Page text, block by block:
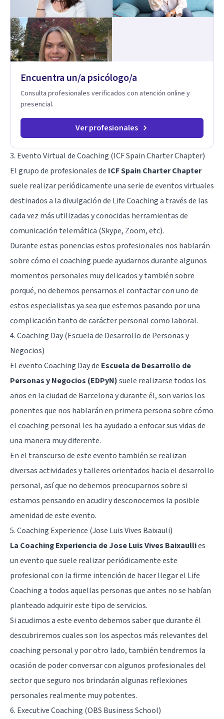
Encuentra un/a psicólogo/a
Consulta profesionales verificados con atención online y
presencial.
Ver profesionales
3. Evento Virtual de Coaching (ICF Spain Charter Chapter)
El grupo de profesionales de ICF Spain Charter Chapter
suele realizar periódicamente una serie de eventos virtuales
destinados a la divulgación de Life Coaching a través de las
cada vez más utilizadas y conocidas herramientas de
comunicación telemática (Skype, Zoom, etc).
Durante estas ponencias estos profesionales nos hablarán
sobre cómo el coaching puede ayudarnos durante algunos
momentos personales muy delicados y también sobre
porqué, no debemos pensarnos el contactar con uno de
estos especialistas ya sea que estemos pasando por una
complicación tanto de carácter personal como laboral.
4. Coaching Day (Escuela de Desarrollo de Personas y
Negocios)
El evento Coaching Day de Escuela de Desarrollo de
Personas y Negocios (EDPyN)suele realizarse todos los
años en la ciudad de Barcelona y durante él, son varios los
ponentes que nos hablarán en primera persona sobre cómo
el coaching personal les ha ayudado a enfocar sus vidas de
una manera muy diferente.
En el transcurso de este evento también se realizan
diversas actividades y talleres orientados hacia el desarrollo
personal, así que no debemos preocuparnos sobre si
estamos pensando en acudir y desconocemos la posible
amenidad de este evento.
5. Coaching Experience (Jose Luis Vives Baixauli)
La Coaching Experiencia de Jose Luis Vives Baixaullies
un evento que suele realizar periódicamente este
profesional con la firme intención de hacer llegar el Life
Coaching a todos aquellas personas que antes no se habían
planteado adquirir este tipo de servicios.
Si acudimos a este evento debemos saber que durante él
descubriremos cuales son los aspectos más relevantes del
coaching personal y por otro lado, también tendremos la
ocasión de poder conversar con algunos profesionales del
sector que seguro nos brindarán algunas reflexiones
personales realmente muy potentes.
6. Executive Coaching (OBS Business School)